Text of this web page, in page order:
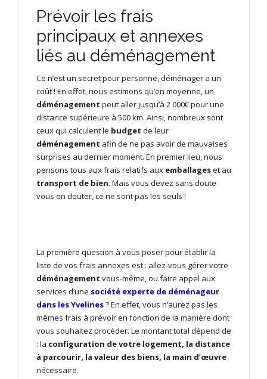
Prévoir les frais
principaux et annexes
liés au déménagement
Ce n’est un secret pour personne, déménager a un
coût ! En effet, nous estimons qu’en moyenne, un
déménagement peut aller jusqu’à 2 000€ pour une
distance supérieure à 500 km. Ainsi, nombreux sont
ceux qui calculent le budget de leur
déménagement afin de ne pas avoir de mauvaises
surprises au dernier moment. En premier lieu, nous
pensons tous aux frais relatifs aux emballageset au
transport de bien. Mais vous devez sans doute
vous en douter, ce ne sont pas les seuls !
La première question à vous poser pour établir la
liste de vos frais annexes est : allez-vous gérer votre
déménagement vous-même, ou faire appel aux
services d’une société experte de déménageur
dans les Yvelines? En effet, vous n’aurez pas les
mêmes frais à prévoir en fonction de la manière dont
vous souhaitez procéder. Le montant total dépend de
: la configuration de votre logement, la distance
à parcourir, la valeur des biens, la main d’œuvre
nécessaire.